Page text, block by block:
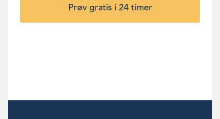
Prøv gratis i 24 timer